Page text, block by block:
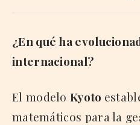
¿En qué ha
internacional?
El modelo Kyoto
matemáticos para la